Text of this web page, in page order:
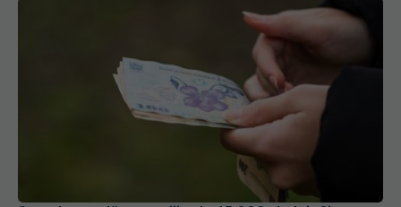
Statul acordă un sprijin de 15.000 de lei. Cine
poate depune cererea din 17 august
04 aug 2026, 21:01